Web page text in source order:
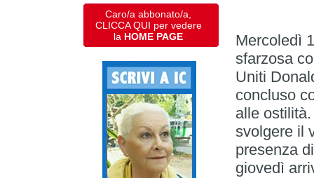
Caro/a abbonato/a,
CLICCA QUI per vedere
la HOME PAGE
Mercoledì
sfarzosa
Uniti
concluso
alle
svolgere il
presenza
giovedì